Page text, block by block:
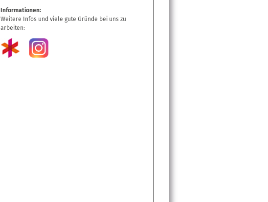
Informationen:
Weitere Infos und viele gute Gründe bei uns zu
arbeiten: